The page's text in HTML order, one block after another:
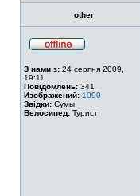
other
З нами з: 24 серпня 2009,
19:11
Повідомлень: 341
Изображений: 1090
Звідки: Сумы
Велосипед: Турист